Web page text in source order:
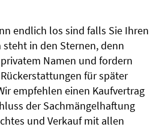
endlich los sind falls Sie Ihren
steht in den Sternen, denn
Namen und fordern
für später
empfehlen einen Kaufvertrag
der Sachmängelhaftung
und Verkauf mit allen